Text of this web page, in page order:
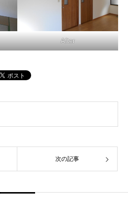
After
次の記事